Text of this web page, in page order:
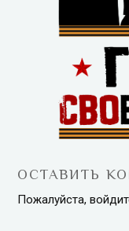
ОСТАВИТЬ
Пожалуйста,